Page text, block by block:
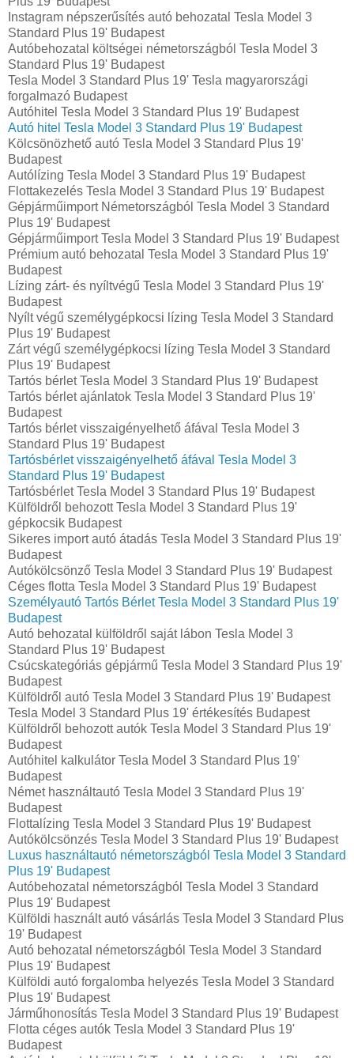
Instagram népszerűsítés autó behozatal Tesla Model 3
Standard Plus 19' Budapest
Autóbehozatal költségei németországból Tesla Model 3
Standard Plus 19' Budapest
Tesla Model 3 Standard Plus 19' Tesla magyarországi
forgalmazó Budapest
Autóhitel Tesla Model 3 Standard Plus 19' Budapest
Autó hitel Tesla Model 3 Standard Plus 19' Budapest
Kölcsönözhető autó Tesla Model 3 Standard Plus 19'
Budapest
Autólízing Tesla Model 3 Standard Plus 19' Budapest
Flottakezelés Tesla Model 3 Standard Plus 19' Budapest
Gépjárműimport Németországból Tesla Model 3 Standard
Plus 19' Budapest
Gépjárműimport Tesla Model 3 Standard Plus 19' Budapest
Prémium autó behozatal Tesla Model 3 Standard Plus 19'
Budapest
Lízing zárt- és nyíltvégű Tesla Model 3 Standard Plus 19'
Budapest
Nyílt végű személygépkocsi lízing Tesla Model 3 Standard
Plus 19' Budapest
Zárt végű személygépkocsi lízing Tesla Model 3 Standard
Plus 19' Budapest
Tartós bérlet Tesla Model 3 Standard Plus 19' Budapest
Tartós bérlet ajánlatok Tesla Model 3 Standard Plus 19'
Budapest
Tartós bérlet visszaigényelhető áfával Tesla Model 3
Standard Plus 19' Budapest
Tartósbérlet visszaigényelhető áfával Tesla Model 3
Standard Plus 19' Budapest
Tartósbérlet Tesla Model 3 Standard Plus 19' Budapest
Külföldről behozott Tesla Model 3 Standard Plus 19'
gépkocsik Budapest
Sikeres import autó átadás Tesla Model 3 Standard Plus 19'
Budapest
Autókölcsönző Tesla Model 3 Standard Plus 19' Budapest
Céges flotta Tesla Model 3 Standard Plus 19' Budapest
Személyautó Tartós Bérlet Tesla Model 3 Standard Plus 19'
Budapest
Autó behozatal külföldről saját lábon Tesla Model 3
Standard Plus 19' Budapest
Csúcskategóriás gépjármű Tesla Model 3 Standard Plus 19'
Budapest
Külföldről autó Tesla Model 3 Standard Plus 19' Budapest
Tesla Model 3 Standard Plus 19' értékesítés Budapest
Külföldről behozott autók Tesla Model 3 Standard Plus 19'
Budapest
Autóhitel kalkulátor Tesla Model 3 Standard Plus 19'
Budapest
Német használtautó Tesla Model 3 Standard Plus 19'
Budapest
Flottalízing Tesla Model 3 Standard Plus 19' Budapest
Autókölcsönzés Tesla Model 3 Standard Plus 19' Budapest
Luxus használtautó németországból Tesla Model 3 Standard
Plus 19' Budapest
Autóbehozatal németországból Tesla Model 3 Standard
Plus 19' Budapest
Külföldi használt autó vásárlás Tesla Model 3 Standard Plus
19' Budapest
Autó behozatal németországból Tesla Model 3 Standard
Plus 19' Budapest
Külföldi autó forgalomba helyezés Tesla Model 3 Standard
Plus 19' Budapest
Járműhonosítás Tesla Model 3 Standard Plus 19' Budapest
Flotta céges autók Tesla Model 3 Standard Plus 19'
Budapest